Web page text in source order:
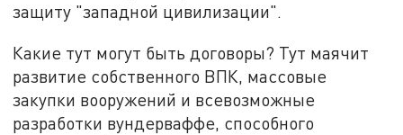
защиту "западной цивилизации".
Какие тут могут быть договоры? Тут маячит
развитие собственного ВПК, массовые
закупки вооружений и всевозможные
разработки вундерваффе, способного